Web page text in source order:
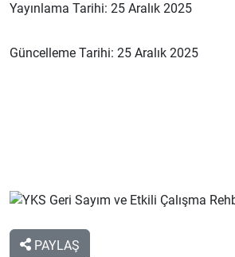
Yayınlama Tarihi: 25 Aralık 2025
Güncelleme Tarihi: 25 Aralık 2025
PAYLAŞ